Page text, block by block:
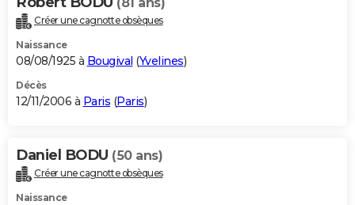
(81 ans)
Créer une cagnotte obsèques
Naissance
08/08/1925 à Bougival (Yvelines)
Décès
12/11/2006 à Paris (Paris)
Daniel BODU (50 ans)
Créer une cagnotte obsèques
Naissance